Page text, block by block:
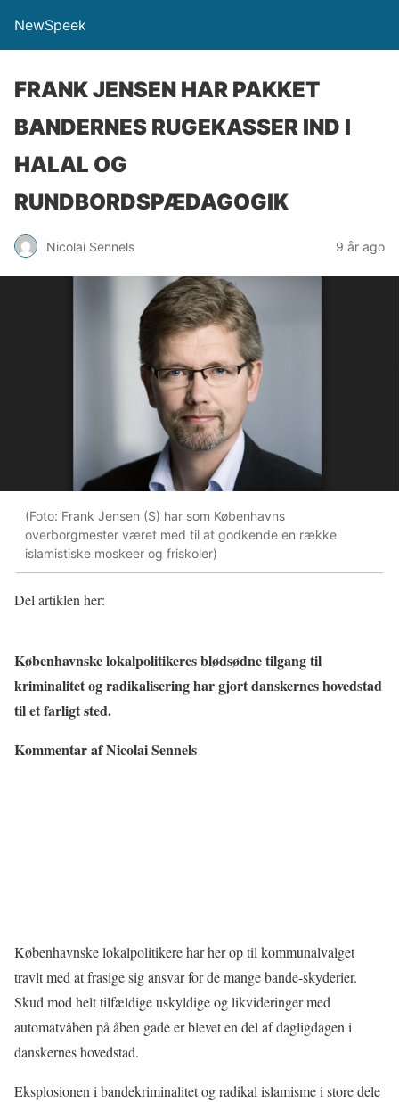
NewSpeek
FRANK JENSEN HAR PAKKET
BANDERNES RUGEKASSER IND I
HALAL OG
RUNDBORDSPÆDAGOGIK
Nicolai Sennels 9 år ago
(Foto: Frank Jensen (S) har som Københavns
overborgmester været med til at godkende en række
islamistiske moskeer og friskoler)
Del artiklen her:
Københavnske lokalpolitikeres blødsødne tilgang til
kriminalitet og radikalisering har gjort danskernes hovedstad
til et farligt sted.
Kommentar af Nicolai Sennels
Københavnske lokalpolitikere har her op til kommunalvalget
travlt med at frasige sig ansvar for de mange bande-skyderier.
Skud mod helt tilfældige uskyldige og likvideringer med
automatvåben på åben gade er blevet en del af dagligdagen i
danskernes hovedstad.
Eksplosionen i bandekriminalitet og radikal islamisme i store dele